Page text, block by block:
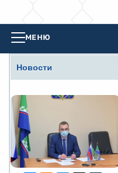
МЕНЮ
Новости